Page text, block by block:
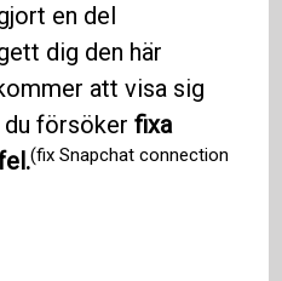
en del
dig den här
att visa sig
du försökerfixa
(fix Snapchat connection